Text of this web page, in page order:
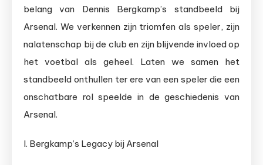
belang van Dennis Bergkamp’s standbeeld bij
Arsenal. We verkennen zijn triomfen als speler, zijn
nalatenschap bij de club en zijn blijvende invloed op
het voetbal als geheel. Laten we samen het
standbeeld onthullen ter ere van een speler die een
onschatbare rol speelde in de geschiedenis van
Arsenal.
I. Bergkamp’s Legacy bij Arsenal